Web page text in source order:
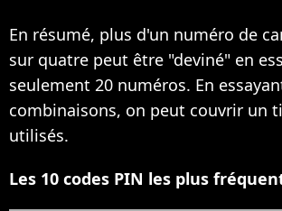
En résumé, plus d'un numéro de
sur quatre peut être "deviné" en
seulement 20 numéros. En
combinaisons, on peut couvrir un
utilisés.
Les 10 codes PIN les plus